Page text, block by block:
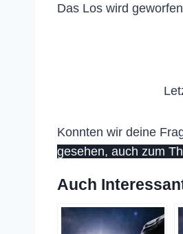
Das Los wird
Konnten wir deine
gesehen, auch zum
Auch